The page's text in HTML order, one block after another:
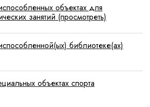
объектах для
занятий (просмотреть)
библиотеке(ах)
объектах спорта